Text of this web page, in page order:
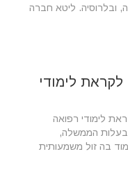
ובלרוסיה. ליטא חברה
לקראת לימודי
לימודי רפואה
הממשלה,
בה זול משמעותית